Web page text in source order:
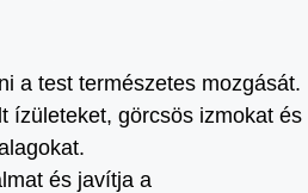
a test természetes mozgását.
ízületeket, görcsös izmokat és
és javítja a